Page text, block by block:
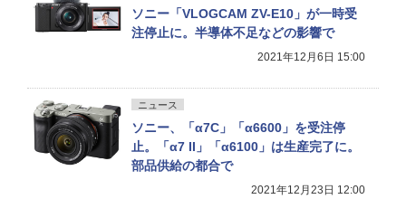
ソニー「VLOGCAM ZV-E10」が一時受
注停止に。半導体不足などの影響で
2021年12月6日 15:00
ニュース
ソニー、「α7C」「α6600」を受注停
止。「α7 II」「α6100」は生産完了に。
部品供給の都合で
2021年12月23日 12:00